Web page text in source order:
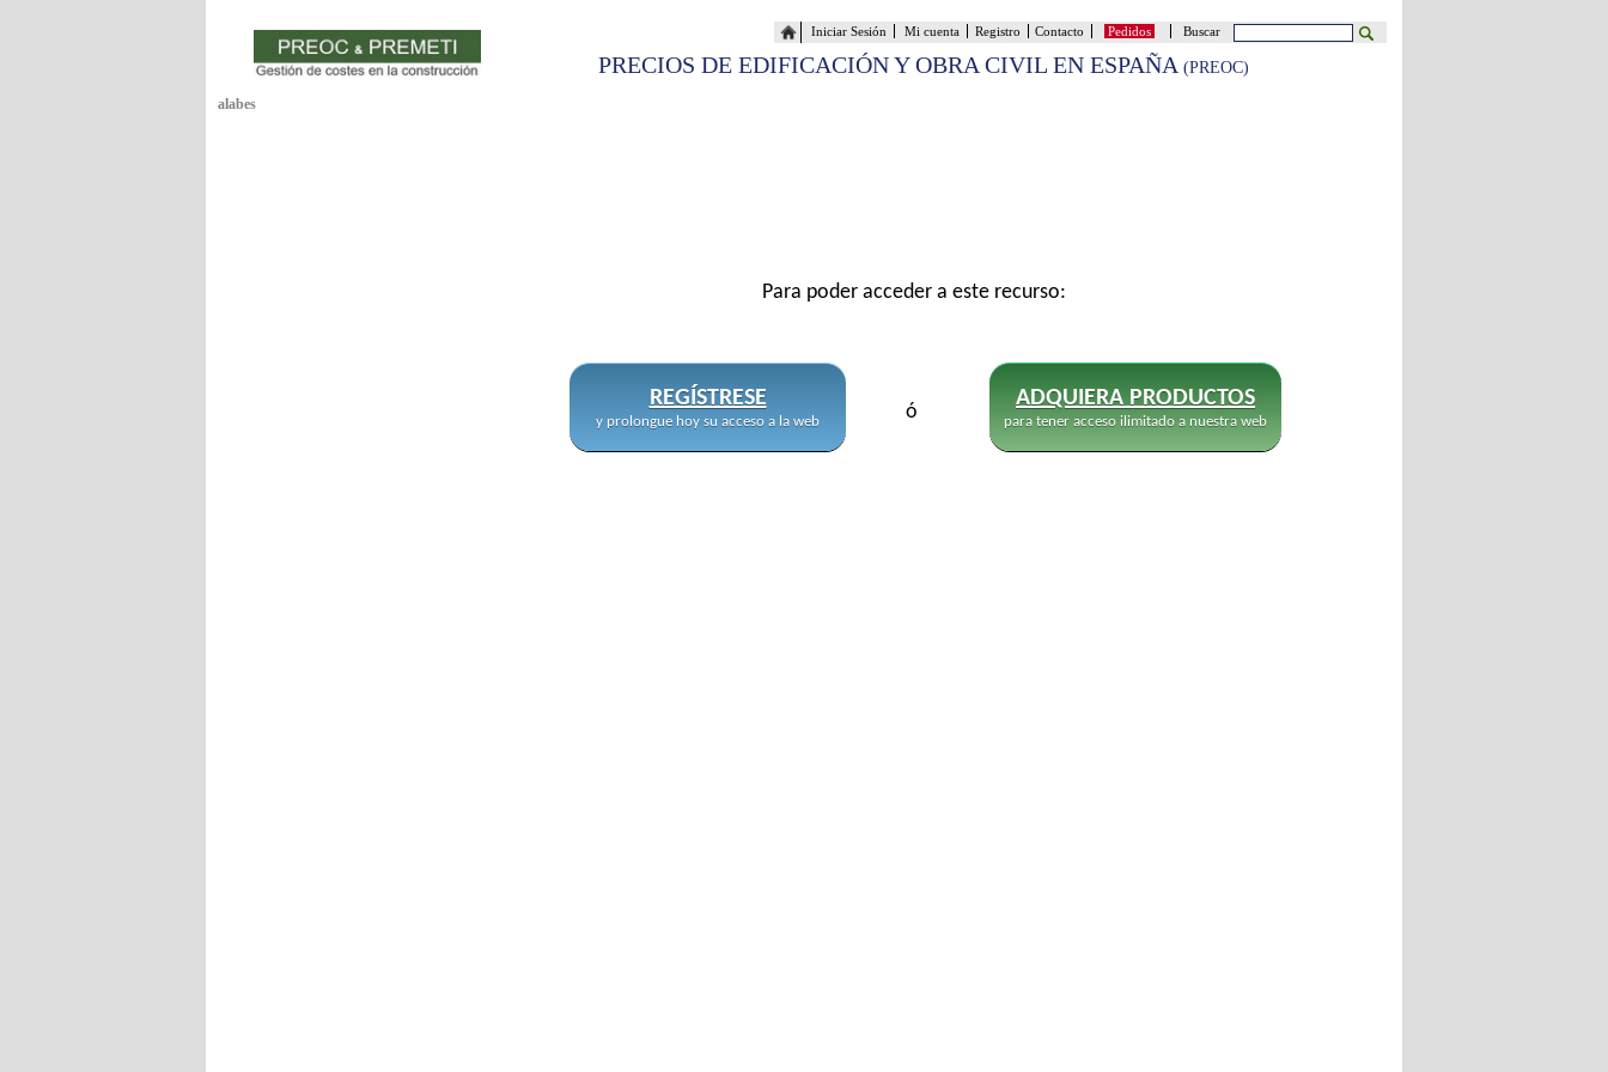
Buscar
Pedidos
Contacto
Registro
Mi cuenta
Iniciar Sesión
PRECIOS DE EDIFICACIÓN Y OBRA CIVIL EN ESPAÑA (PREOC)
alabes
REGÍSTRESE
y prolongue hoy su acceso a la web
Para poder acceder a este recurso:
ó
ADQUIERA PRODUCTOS
para tener acceso ilimitado a nuestra web